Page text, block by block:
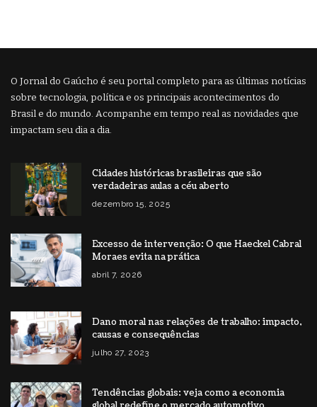
O Jornal do Gaúcho é seu portal completo para as últimas notícias
sobre tecnologia, política e os principais acontecimentos do
Brasil e do mundo. Acompanhe em tempo real as novidades que
impactam seu dia a dia.
Cidades históricas brasileiras que são
verdadeiras aulas a céu aberto
dezembro 15, 2025
Excesso de intervenção: O que Haeckel Cabral
Moraes evita na prática
abril 7, 2026
Dano moral nas relações de trabalho: impacto,
causas e consequências
julho 27, 2023
Tendências globais: veja como a economia